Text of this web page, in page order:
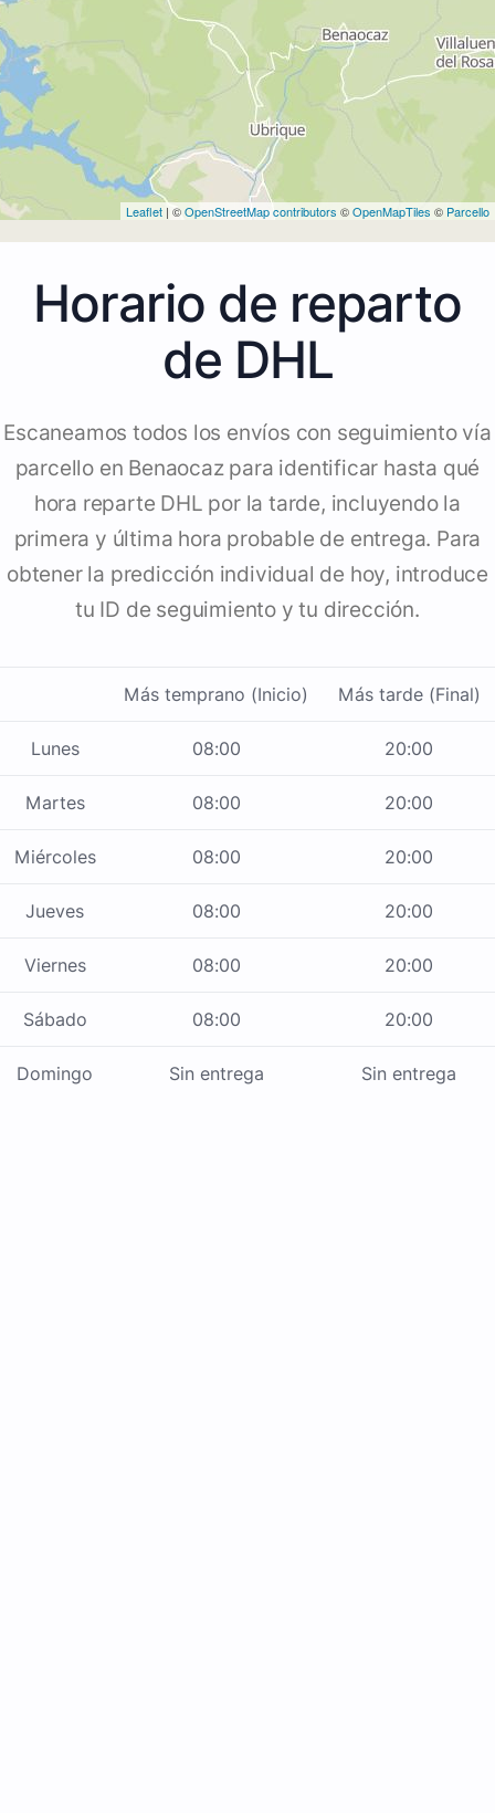
Leaflet | ©OpenStreetMap contributors ©OpenMapTiles © Parcello
Horario de reparto
de DHL
Escaneamos todos los envíos con seguimiento vía
parcello en Benaocaz para identificar hasta qué
hora reparte DHL por la tarde, incluyendo la
primera y última hora probable de entrega. Para
obtener la predicción individual de hoy, introduce
tu ID de seguimiento y tu dirección.
Más temprano (Inicio) Más tarde (Final)
Lunes 08:00 20:00
Martes 08:00 20:00
Miércoles 08:00 20:00
Jueves 08:00 20:00
Viernes 08:00 20:00
Sábado 08:00 20:00
Domingo Sin entrega Sin entrega